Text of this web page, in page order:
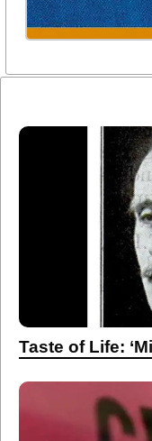
Taste of Life: